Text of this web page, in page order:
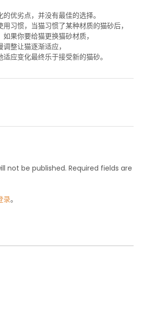
优劣点，并没有最佳的选择。
习惯，当猫习惯了某种材质的猫砂后，
果你要给猫更换猫砂材质，
整让猫逐渐适应，
应变化最终乐于接受新的猫砂。
not be published. Required fields are
录。